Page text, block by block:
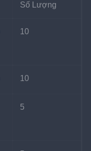
Số Lượng
10
10
5